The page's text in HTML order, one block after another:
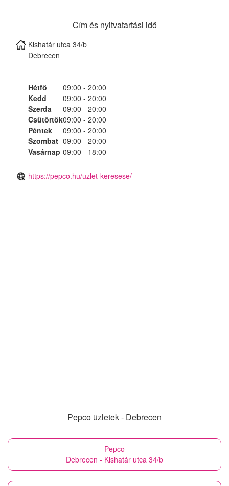
Cím és nyitvatartási idő
Kishatár utca 34/b
Debrecen
Hétfő
09:00 - 20:00
Kedd
09:00 - 20:00
Szerda
09:00 - 20:00
Csütörtök09:00 - 20:00
Péntek
09:00 - 20:00
Szombat 09:00 - 20:00
Vasárnap 09:00 - 18:00
https://pepco.hu/uzlet-keresese/
Pepco üzletek - Debrecen
Pepco
Debrecen - Kishatár utca 34/b